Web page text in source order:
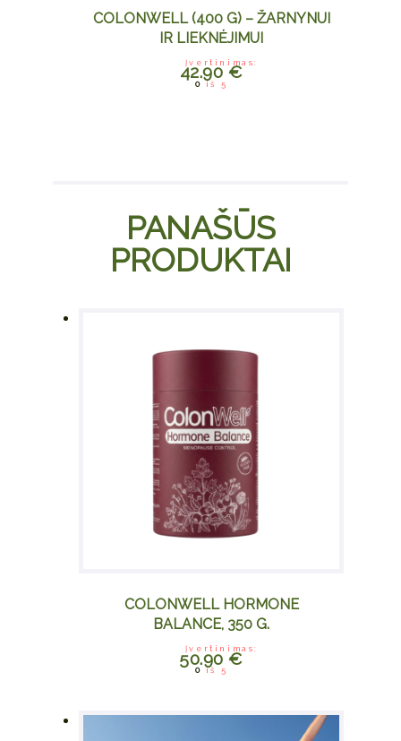
COLONWELL (400 G) – ŽARNYNUI
IR LIEKNĖJIMUI
Įvertinimas:
0 iš 5
42.90 €
PANAŠŪS
PRODUKTAI
COLONWELL HORMONE
BALANCE, 350 G.
Įvertinimas:
0 iš 5
50.90€